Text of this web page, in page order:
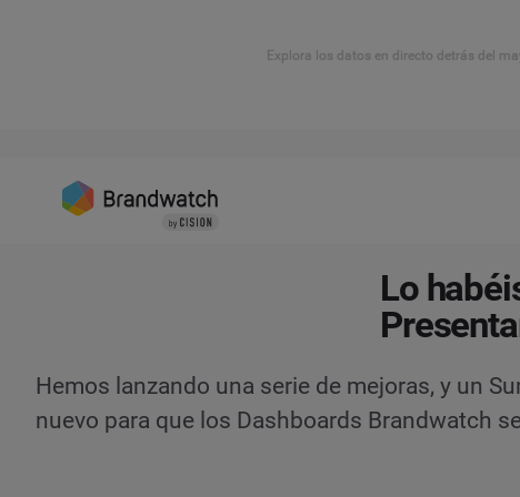
Explora los datos en directo detrás del
Lo
Hemos lanzando una serie de mejoras, y un
nuevo para que los Dashboards Brandwatch